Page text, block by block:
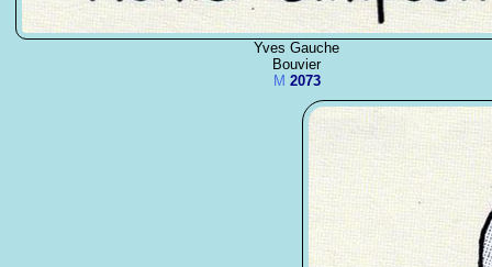
Yves Gauche
Bouvier
M 2073